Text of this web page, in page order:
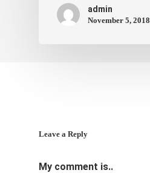
admin
November 5, 2018
Leave a Reply
My comment is..